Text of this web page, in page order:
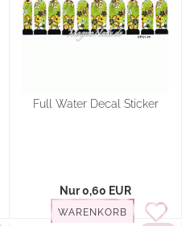
Full Water Decal Sticker
Nur 0,60 EUR
WARENKORB